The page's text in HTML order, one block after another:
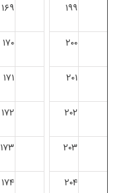
۱۹۹ ۱۶۹
۲۰۰ ۱۷۰
۲۰۱ ۱۷۱
۲۰۲ ۱۷۲
۲۰۳ ۱۷۳
۲۰۴ ۱۷۴